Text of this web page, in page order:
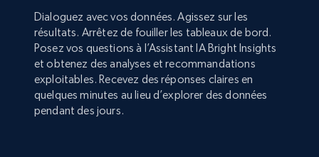
Dialoguez avec vos données. Agissez sur les
résultats. Arrêtez de fouiller les tableaux de bord.
Posez vos questions à l’Assistant IA Bright Insights
et obtenez des analyses et recommandations
exploitables. Recevez des réponses claires en
quelques minutes au lieu d’explorer des données
pendant des jours.